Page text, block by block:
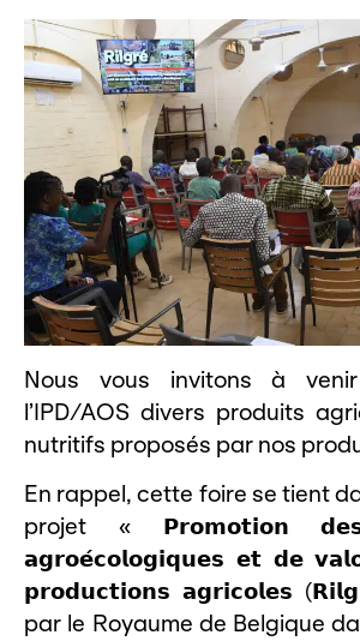
Nous vous invitons à
l’IPD/AOS divers produits
nutritifs proposés par nos
En rappel, cette foire se tient
projet « 𝗣𝗿𝗼𝗺𝗼𝘁𝗶𝗼𝗻 𝗱𝗲𝘀
𝗮𝗴𝗿𝗼𝗲́𝗰𝗼𝗹𝗼𝗴𝗶𝗾𝘂𝗲𝘀 𝗲𝘁 𝗱𝗲
𝗽𝗿𝗼𝗱𝘂𝗰𝘁𝗶𝗼𝗻𝘀 𝗮𝗴𝗿𝗶𝗰𝗼𝗹𝗲𝘀
par le Royaume de Belgique